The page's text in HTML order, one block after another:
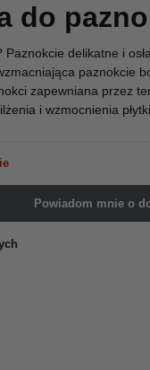
do
Paznokcie delikatne i
paznokcie
zapewniana przez
i wzmocnienia płytki.
Powiadom mnie o